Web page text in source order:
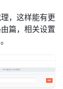
，这样能有更
篇，相关设置